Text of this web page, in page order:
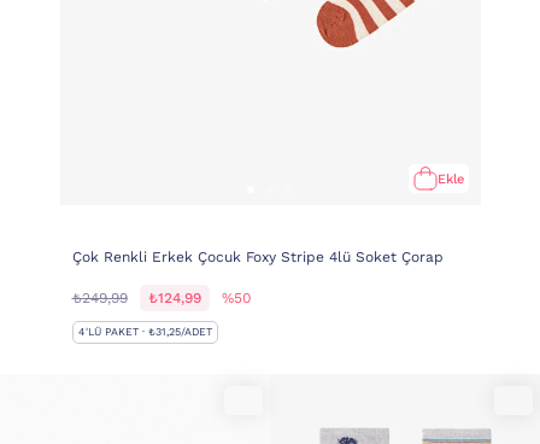
Ekle
Çok Renkli Erkek Çocuk Foxy Stripe 4lü Soket Çorap
₺249,99 ₺124,99 %50
4'LÜ PAKET · ₺31,25/ADET